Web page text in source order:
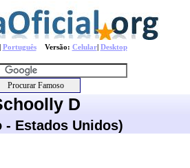
PortuguêsVersão: Celular| Desktop
D
- Estados Unidos)